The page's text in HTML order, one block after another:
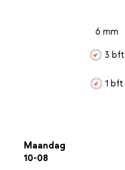
6 mm
3 bft
1 bft
Maandag
10-08